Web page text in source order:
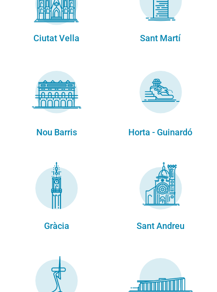
Ciutat Vella Sant Martí
Nou Barris Horta - Guinardó
Gràcia Sant Andreu